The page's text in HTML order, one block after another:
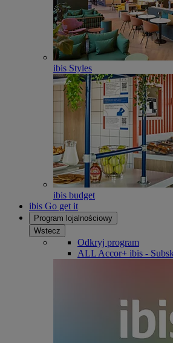
ibis Styles
ibis budget
ibis Go get it
Program lojalnościowy
Wstecz
Odkryj program
ALL Accor+ ibis -